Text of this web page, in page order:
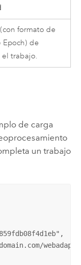
formato de
de
trabajo.
de carga
un trabajo